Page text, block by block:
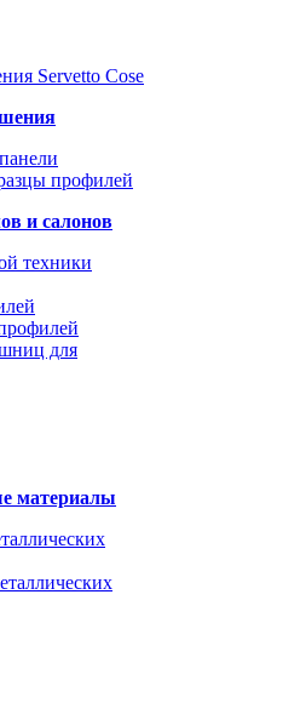
и салонов
техники
для
материалы